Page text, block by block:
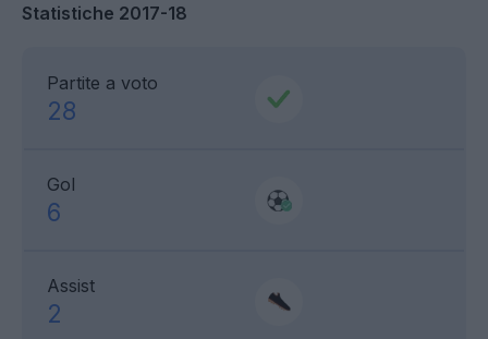
Statistiche 2017-18
Partite a voto
28
Gol
6
Assist
2